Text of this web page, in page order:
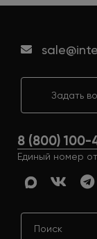
Задать
8 (800) 100-
Единый номер